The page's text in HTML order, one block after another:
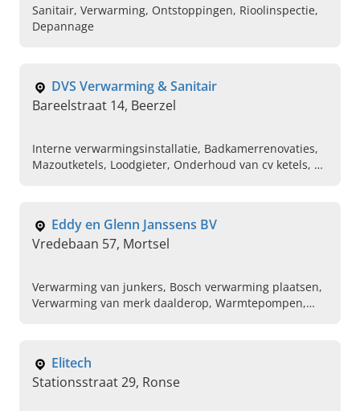
Sanitair, Verwarming, Ontstoppingen, Rioolinspectie,
Depannage
DVS Verwarming & Sanitair
Bareelstraat 14, Beerzel
Interne verwarmingsinstallatie, Badkamerrenovaties,
Mazoutketels, Loodgieter, Onderhoud van cv ketels, CV
Eddy en Glenn Janssens BV
Vredebaan 57, Mortsel
Verwarming van junkers, Bosch verwarming plaatsen,
Verwarming van merk daalderop, Warmtepompen,
Elitech
Stationsstraat 29, Ronse